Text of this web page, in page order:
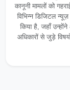
कानूनी मामलों को
विभिन्न डिजिटल
किया है, जहाँ उन्होंने
अधिकारों से जुड़े